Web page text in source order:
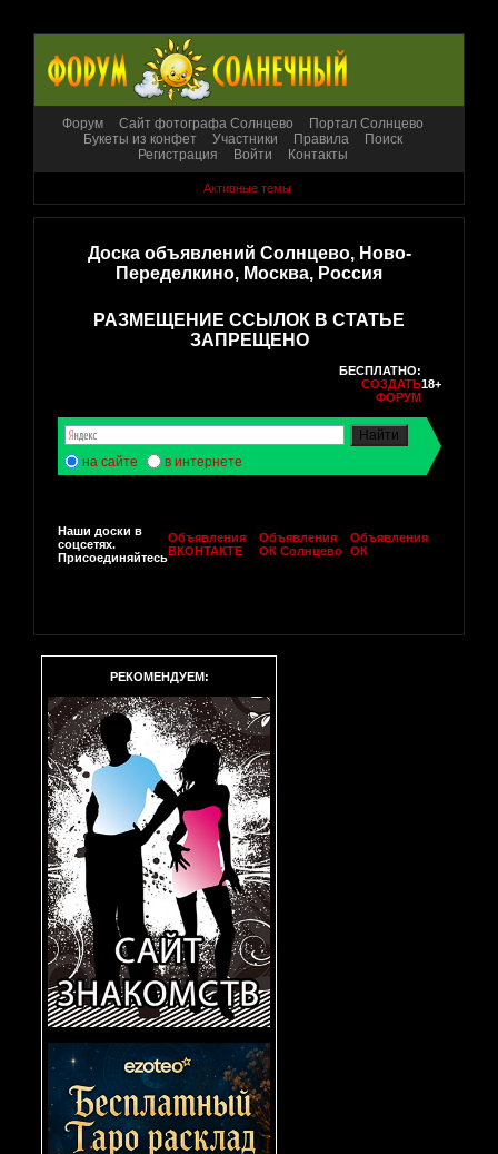
Форум Сайт фотографа Солнцево
Портал Солнцево
Букеты из конфет
Участники Правила
Поиск
Регистрация
Войти Контакты
Активные темы
Доска объявлений Солнцево, Ново-
Переделкино, Москва, Россия
РАЗМЕЩЕНИЕ ССЫЛОК В СТАТЬЕ
ЗАПРЕЩЕНО
БЕСПЛАТНО:
СОЗДАТЬ
ФОРУМ
18+
на сайте в интернете
Наши доски в
соцсетях.
Присоединяйтесь
Объявления
ВКОНТАКТЕ
Объявления
ОК Солнцево
Объявления
ОК
РЕКОМЕНДУЕМ: